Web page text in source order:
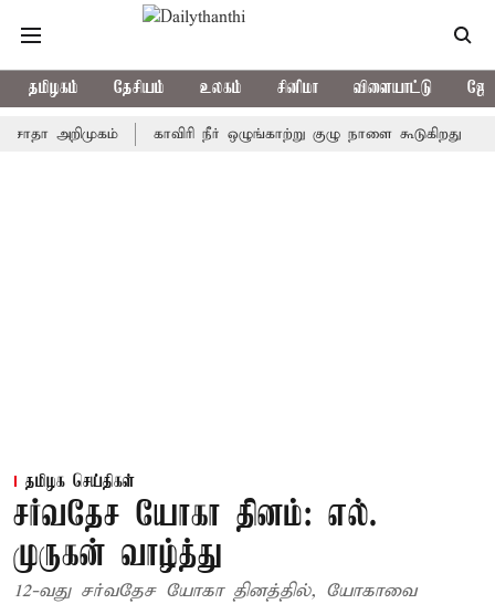
தமிழகம் தேசியம் உலகம் சினிமா விளையாட்டு
காவிரி நீர் ஒழுங்காற்று குழு நாளை கூடுகிறது ஒரு
தமிழக செய்திகள்
சர்வதேச யோகா தினம்: எல்.
முருகன் வாழ்த்து
12-வது சர்வதேச யோகா தினத்தில், யோகாவை